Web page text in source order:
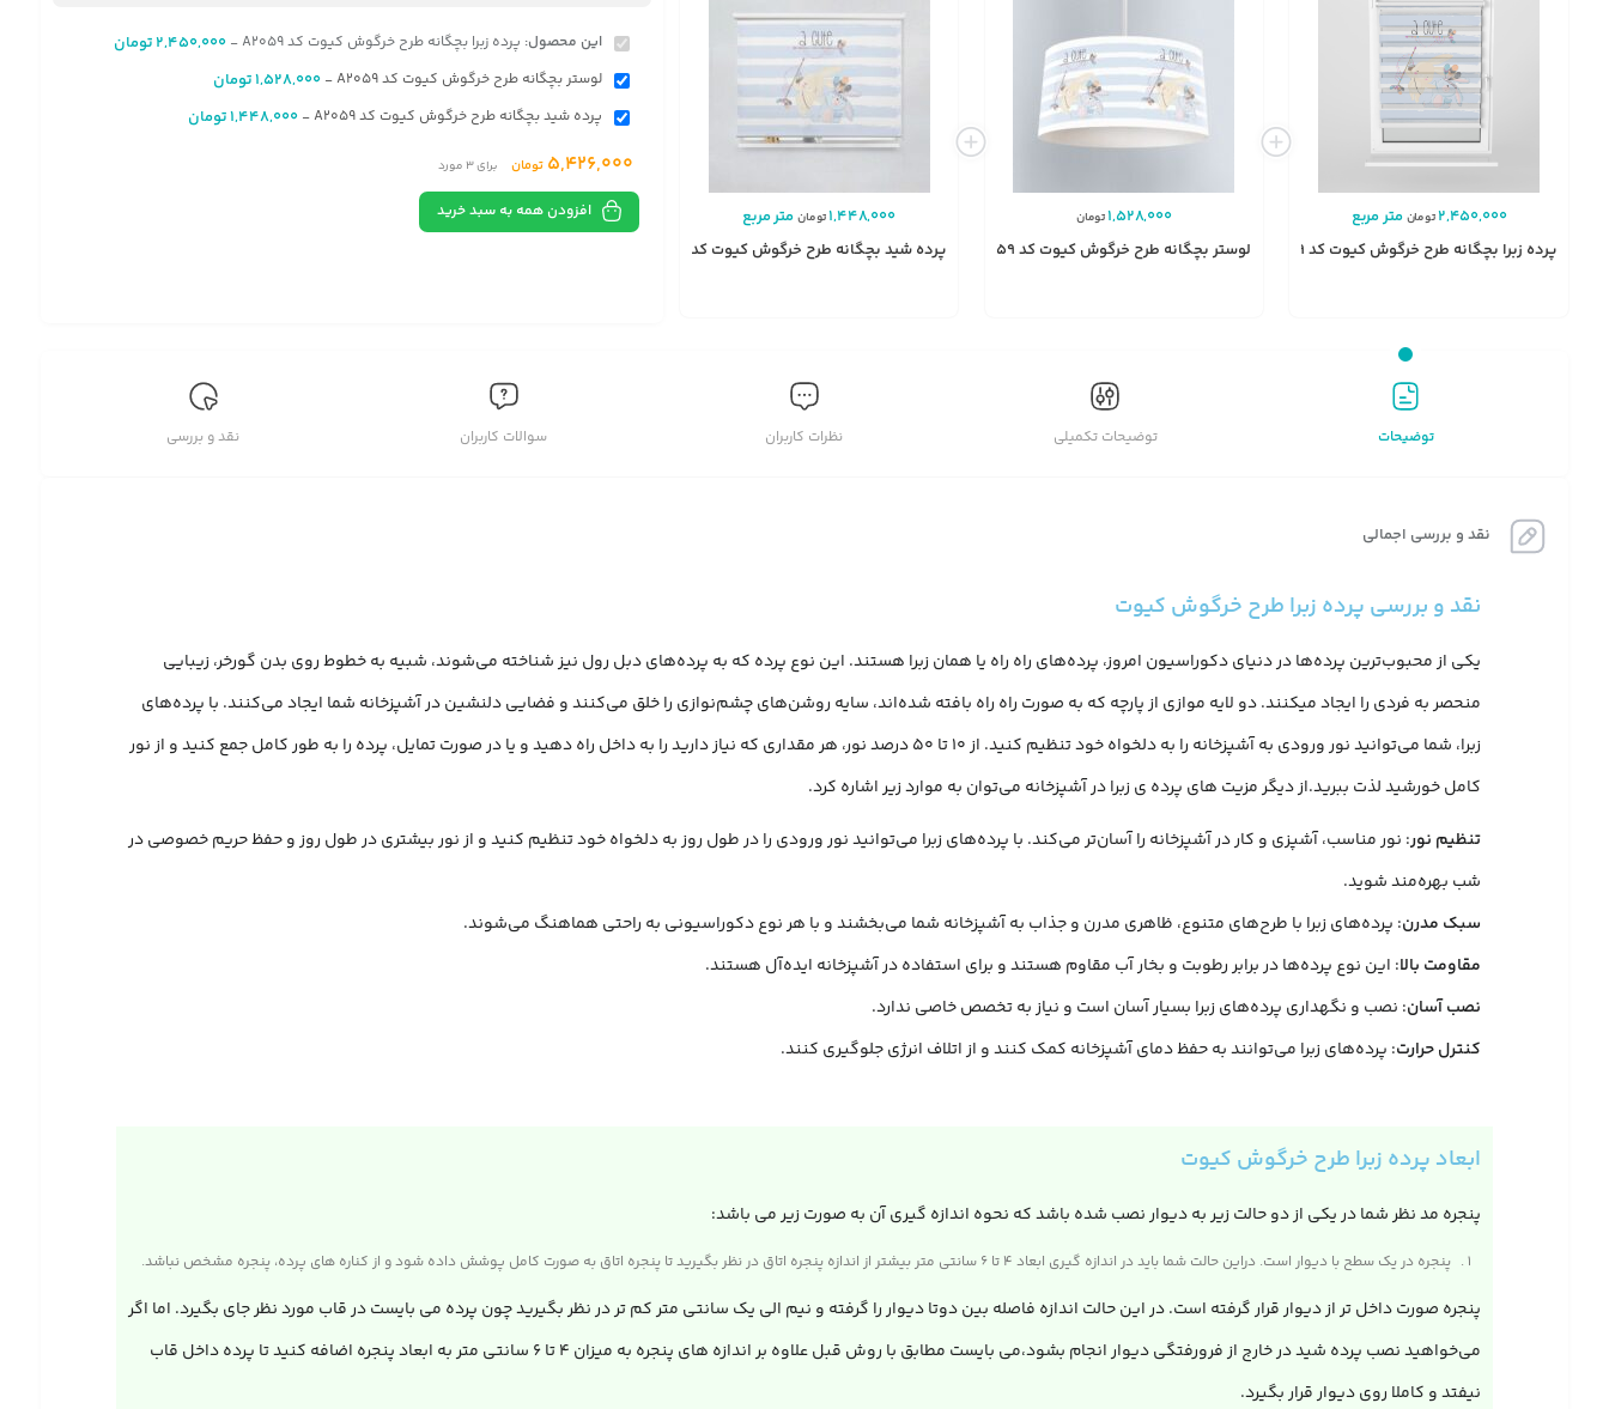
2,450,000تومانمتر مربع
پرده زبرا بچگانه طرح خرگوش کیوت کد A2059
1,528,000تومان
لوستر بچگانه طرح خرگوش کیوت کد A2059
1,448,000تومانمتر مربع
پرده شید بچگانه طرح خرگوش کیوت کد A2059
این محصول: پرده زبرا بچگانه طرح خرگوش کیوت کد A2059 -
2,450,000تومان
لوستر بچگانه طرح خرگوش کیوت کد A2059 -
1,528,000تومان
پرده شید بچگانه طرح خرگوش کیوت کد A2059 -
1,448,000تومان
5,426,000 تومان برای3مورد
افزودن همه به سبد خرید
توضیحات توضیحات تکمیلی نظرات کاربران سوالات کاربران نقد و بررسی
نقد و بررسی اجمالی
نقد و بررسی پرده زبرا طرح خرگوش کیوت
یکی از محبوب‌ترین پرده‌ها در دنیای دکوراسیون امروز، پرده‌های راه راه یا همان زبرا هستند. این نوع پرده که به پرده‌های دبل رول نیز شناخته می‌شوند، شبیه به خطوط روی بدن گورخر، زیبایی
منحصر به فردی را ایجاد میکنند. دو لایه موازی از پارچه که به صورت راه راه بافته شده‌اند، سایه روشن‌های چشم‌نوازی را خلق می‌کنند و فضایی دلنشین در آشپزخانه شما ایجاد می‌کنند. با پرده‌های
زبرا، شما می‌توانید نور ورودی به آشپزخانه را به دلخواه خود تنظیم کنید. از 10 تا 50 درصد نور، هر مقداری که نیاز دارید را به داخل راه دهید و یا در صورت تمایل، پرده را به طور کامل جمع کنید و از نور
کامل خورشید لذت ببرید.از دیگر مزیت های پرده ی زبرا در آشپزخانه می‌توان به موارد زیر اشاره کرد.
تنظیم نور: نور مناسب، آشپزی و کار در آشپزخانه را آسان‌تر می‌کند. با پرده‌های زبرا می‌توانید نور ورودی را در طول روز به دلخواه خود تنظیم کنید و از نور بیشتری در طول روز و حفظ حریم خصوصی در
شب بهره‌مند شوید.
سبک مدرن: پرده‌های زبرا با طرح‌های متنوع، ظاهری مدرن و جذاب به آشپزخانه شما می‌بخشند و با هر نوع دکوراسیونی به راحتی هماهنگ می‌شوند.
مقاومت بالا: این نوع پرده‌ها در برابر رطوبت و بخار آب مقاوم هستند و برای استفاده در آشپزخانه ایده‌آل هستند.
نصب آسان: نصب و نگهداری پرده‌های زبرا بسیار آسان است و نیاز به تخصص خاصی ندارد.
کنترل حرارت: پرده‌های زبرا می‌توانند به حفظ دمای آشپزخانه کمک کنند و از اتلاف انرژی جلوگیری کنند.
ابعاد پرده زبرا طرح خرگوش کیوت
پنجره مد نظر شما در یکی از دو حالت زیر به دیوار نصب شده باشد که نحوه اندازه گیری آن به صورت زیر می باشد:
پنجره در یک سطح با دیوار است. دراین حالت شما باید در اندازه‌ گیری ابعاد ۴ تا ۶ سانتی متر بیشتر از اندازه پنجره اتاق در نظر بگیرید تا پنجره اتاق به صورت کامل پوشش داده شود و از کناره های پرده، پنجره مشخص نباشد.
پنجره صورت داخل تر از دیوار قرار گرفته است. در این حالت اندازه فاصله بین دوتا دیوار را گرفته و نیم الی یک سانتی متر کم تر در نظر بگیرید چون پرده می بایست در قاب مورد نظر جای بگیرد. اما اگر
می‌خواهید نصب پرده شید در خارج از فرورفتگی دیوار انجام بشود،می بایست مطابق با روش قبل علاوه بر اندازه های پنجره به میزان 4 تا 6 سانتی متر به ابعاد پنجره اضافه کنید تا پرده داخل قاب
نیفتد و کاملا روی دیوار قرار بگیرد.